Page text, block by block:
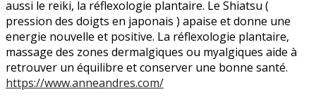
aussi le reiki, la réflexologie plantaire. Le Shiatsu (
pression des doigts en japonais ) apaise et donne une
energie nouvelle et positive. La réflexologie plantaire,
massage des zones dermalgiques ou myalgiques aide à
retrouver un équilibre et conserver une bonne santé.
https://www.anneandres.com/